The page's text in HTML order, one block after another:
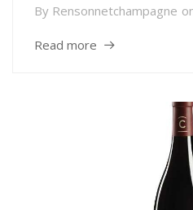
By Rensonnetchampagne
Read more